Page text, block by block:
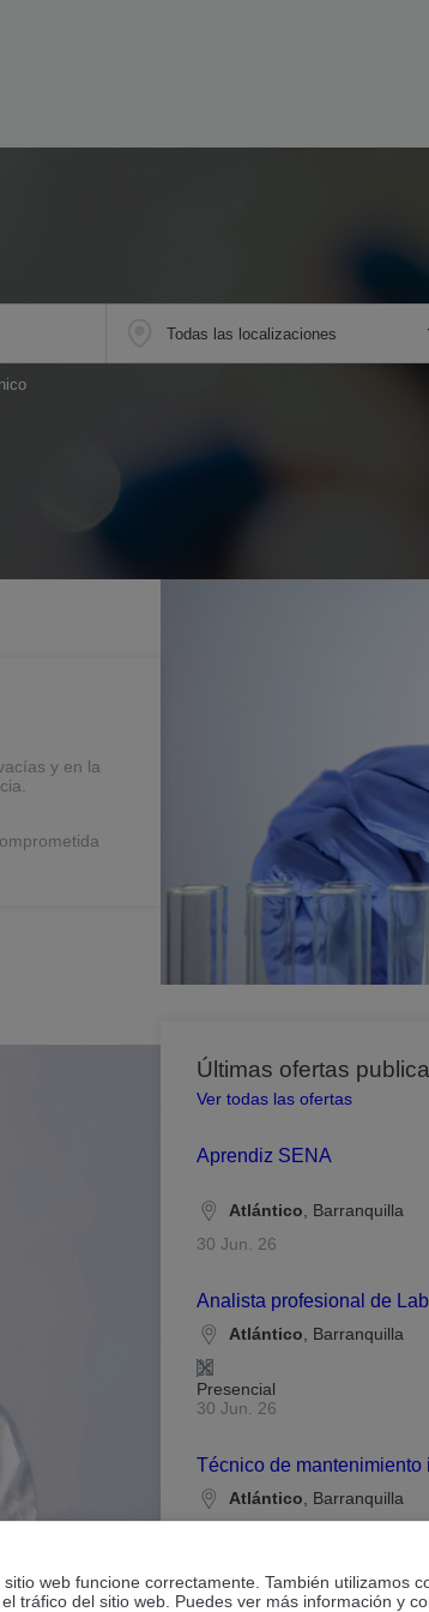
y en la
Últimas ofertas
Ver todas las ofertas
Aprendiz SENA
Atlántico , Barranquilla
30 Jun. 26
Analista profesional de
Atlántico , Barranquilla
Presencial
30 Jun. 26
Técnico de mantenimiento
Atlántico , Barranquilla
15 May. 26
web funcione correctamente. También utilizamos
tráfico del sitio web. Puedes ver más información y